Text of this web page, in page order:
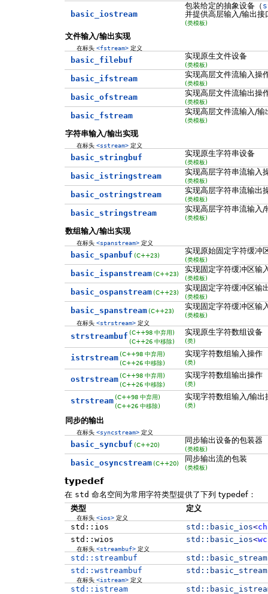
basic_iostream
包装给定的抽象设备（
并提供高层输入/输出接
(类模板)
文件输入/输出实现
在标头<fstream> 定义
basic_filebuf 实现原生文件设备
(类模板)
basic_ifstream 实现高层文件流输入操
(类模板)
basic_ofstream 实现高层文件流输出操
(类模板)
basic_fstream 实现高层文件流输入/输
(类模板)
字符串输入/输出实现
在标头<sstream> 定义
basic_stringbuf 实现原生字符串设备
(类模板)
basic_istringstream 实现高层字符串流输入
(类模板)
basic_ostringstream 实现高层字符串流输出
(类模板)
basic_stringstream 实现高层字符串流输入/
(类模板)
数组输入/输出实现
在标头<spanstream> 定义
basic_spanbuf (C++23) 实现原始固定字符缓冲
(类模板)
basic_ispanstream (C++23) 实现固定字符缓冲区输
(类模板)
basic_ospanstream (C++23) 实现固定字符缓冲区输
(类模板)
basic_spanstream (C++23) 实现固定字符缓冲区输
(类模板)
在标头<strstream> 定义
strstreambuf (C++98 中弃用)
(C++26 中移除)
实现原生字符数组设备
(类)
istrstream (C++98 中弃用)
(C++26 中移除)
实现字符数组输入操作
(类)
ostrstream (C++98 中弃用)
(C++26 中移除)
实现字符数组输出操作
(类)
strstream (C++98 中弃用)
(C++26 中移除)
实现字符数组输入/输出
(类)
同步的输出
在标头<syncstream> 定义
basic_syncbuf (C++20) 同步输出设备的包装器
(类模板)
basic_osyncstream (C++20) 同步输出流的包装
(类模板)
typedef
在 std 命名空间为常用字符类型提供了下列 typedef：
类型
定义
在标头<ios> 定义
std::ios std:: basic_ios<
std::wios
std:: basic_ios<
在标头<streambuf> 定义
std::streambuf std::
std::wstreambuf
std::
在标头<istream> 定义
std::istream std::